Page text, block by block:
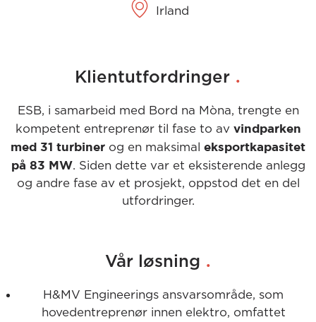
Irland
Klientutfordringer .
ESB, i samarbeid med Bord na Mòna, trengte en
kompetent entreprenør til fase to av vindparken
med 31 turbiner og en maksimal eksportkapasitet
på 83 MW. Siden dette var et eksisterende anlegg
og andre fase av et prosjekt, oppstod det en del
utfordringer.
Vår løsning .
H&MV Engineerings ansvarsområde, som
hovedentreprenør innen elektro, omfattet